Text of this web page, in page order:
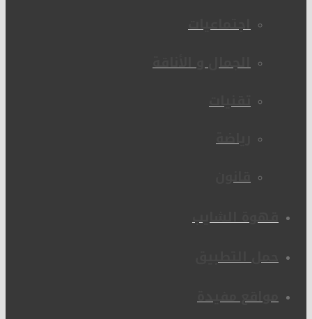
اجتماعيات
الجمال و الأناقة
تقنيات
رياضة
قانون
قهوة الشايب
حمل التطبيق
مواقع مفيدة